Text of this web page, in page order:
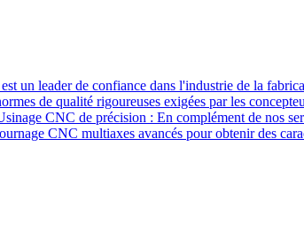
un leader de confiance dans l'industrie de la
de qualité rigoureuses exigées par les
CNC de précision : En complément de nos
CNC multiaxes avancés pour obtenir des